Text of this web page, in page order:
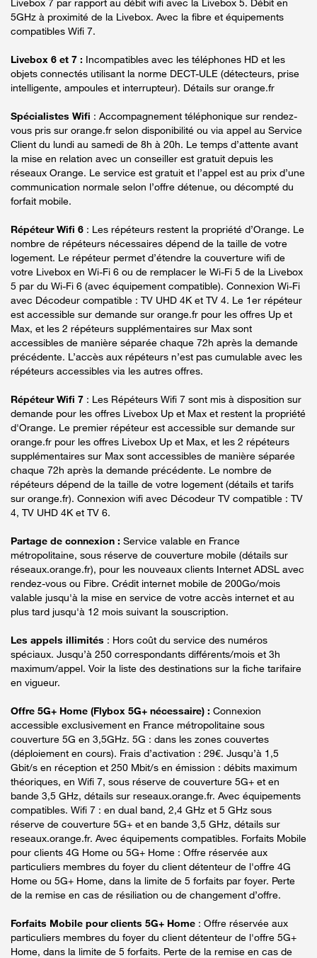
5GHz à proximité de la Livebox. Avec la fibre et équipements
compatibles Wifi 7.
Livebox 6 et 7 : Incompatibles avec les téléphones HD et les
objets connectés utilisant la norme DECT-ULE (détecteurs, prise
intelligente, ampoules et interrupteur). Détails sur orange.fr
Spécialistes Wifi : Accompagnement téléphonique sur rendez-
vous pris sur orange.fr selon disponibilité ou via appel au Service
Client du lundi au samedi de 8h à 20h. Le temps d’attente avant
la mise en relation avec un conseiller est gratuit depuis les
réseaux Orange. Le service est gratuit et l’appel est au prix d’une
communication normale selon l’offre détenue, ou décompté du
forfait mobile.
Répéteur Wifi 6 : Les répéteurs restent la propriété d’Orange. Le
nombre de répéteurs nécessaires dépend de la taille de votre
logement. Le répéteur permet d’étendre la couverture wifi de
votre Livebox en Wi-Fi 6 ou de remplacer le Wi-Fi 5 de la Livebox
5 par du Wi-Fi 6 (avec équipement compatible). Connexion Wi-Fi
avec Décodeur compatible : TV UHD 4K et TV 4. Le 1er répéteur
est accessible sur demande sur orange.fr pour les offres Up et
Max, et les 2 répéteurs supplémentaires sur Max sont
accessibles de manière séparée chaque 72h après la demande
précédente. L’accès aux répéteurs n’est pas cumulable avec les
répéteurs accessibles via les autres offres.
Répéteur Wifi 7 : Les Répéteurs Wifi 7 sont mis à disposition sur
demande pour les offres Livebox Up et Max et restent la propriété
d'Orange. Le premier répéteur est accessible sur demande sur
orange.fr pour les offres Livebox Up et Max, et les 2 répéteurs
supplémentaires sur Max sont accessibles de manière séparée
chaque 72h après la demande précédente. Le nombre de
répéteurs dépend de la taille de votre logement (détails et tarifs
sur orange.fr). Connexion wifi avec Décodeur TV compatible : TV
4, TV UHD 4K et TV 6.
Partage de connexion : Service valable en France
métropolitaine, sous réserve de couverture mobile (détails sur
réseaux.orange.fr), pour les nouveaux clients Internet ADSL avec
rendez-vous ou Fibre. Crédit internet mobile de 200Go/mois
valable jusqu'à la mise en service de votre accès internet et au
plus tard jusqu'à 12 mois suivant la souscription.
Les appels illimités : Hors coût du service des numéros
spéciaux. Jusqu’à 250 correspondants différents/mois et 3h
maximum/appel. Voir la liste des destinations sur la fiche tarifaire
en vigueur.
Offre 5G+ Home (Flybox 5G+ nécessaire) : Connexion
accessible exclusivement en France métropolitaine sous
couverture 5G en 3,5GHz. 5G : dans les zones couvertes
(déploiement en cours). Frais d’activation : 29€. Jusqu’à 1,5
Gbit/s en réception et 250 Mbit/s en émission : débits maximum
théoriques, en Wifi 7, sous réserve de couverture 5G+ et en
bande 3,5 GHz, détails sur reseaux.orange.fr. Avec équipements
compatibles. Wifi 7 : en dual band, 2,4 GHz et 5 GHz sous
réserve de couverture 5G+ et en bande 3,5 GHz, détails sur
reseaux.orange.fr. Avec équipements compatibles. Forfaits Mobile
pour clients 4G Home ou 5G+ Home : Offre réservée aux
particuliers membres du foyer du client détenteur de l'offre 4G
Home ou 5G+ Home, dans la limite de 5 forfaits par foyer. Perte
de la remise en cas de résiliation ou de changement d’offre.
Forfaits Mobile pour clients 5G+ Home : Offre réservée aux
particuliers membres du foyer du client détenteur de l'offre 5G+
Home, dans la limite de 5 forfaits. Perte de la remise en cas de